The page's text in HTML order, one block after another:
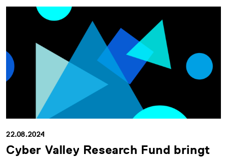
22.08.2024
Cyber Valley Research Fund bringt